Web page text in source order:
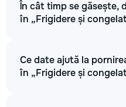
În cât timp se găsește,
în „Frigidere și
Ce date ajută la
în „Frigidere și